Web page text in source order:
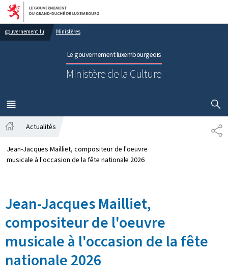
Aller au menu principal
Aller au contenu
gouvernement.lu Ministères
Le gouvernement luxembourgeois
Ministère de la Culture
MENU
PRINCIPAL
Actualités
Jean-Jacques Mailliet, compositeur de l'oeuvre
musicale à l'occasion de la fête nationale 2026
Jean-Jacques Mailliet,
compositeur de l'oeuvre
musicale à l'occasion de la fête
nationale 2026